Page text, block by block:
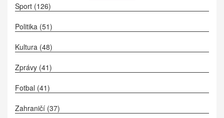
Sport (126)
Politika (51)
Kultura (48)
Zprávy (41)
Fotbal (41)
Zahraničí (37)